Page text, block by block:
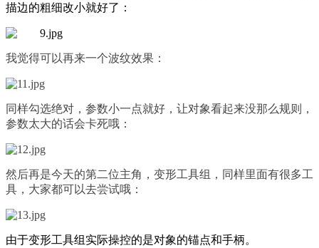
描边的粗细改小就好了：
我觉得可以再来一个波纹效果：
同样勾选绝对，参数小一点就好，让对象看起来没那么规则，
参数太大的话会卡死哦：
然后再是今天的第二位主角，变形工具组，同样里面有很多工
具，大家都可以去尝试哦：
由于变形工具组实际操控的是对象的锚点和手柄。